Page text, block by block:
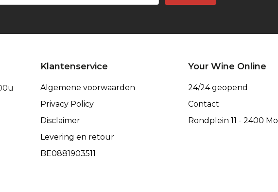
Klantenservice
Algemene voorwaarden
Privacy Policy
Disclaimer
Levering en retour
BE0881903511
Your Wine Online
24/24 geopend
Contact
Rondplein 11 - 2400 Mol